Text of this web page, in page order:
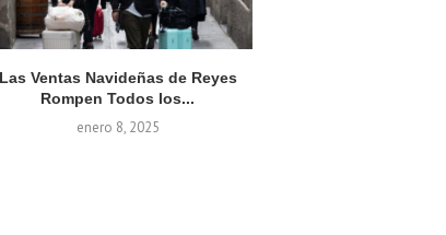
Las Ventas Navideñas de Reyes
Rompen Todos los...
enero 8, 2025